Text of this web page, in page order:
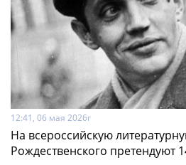
12:41, 06 мая 2026г
На всероссийскую
Рождественского претендуют